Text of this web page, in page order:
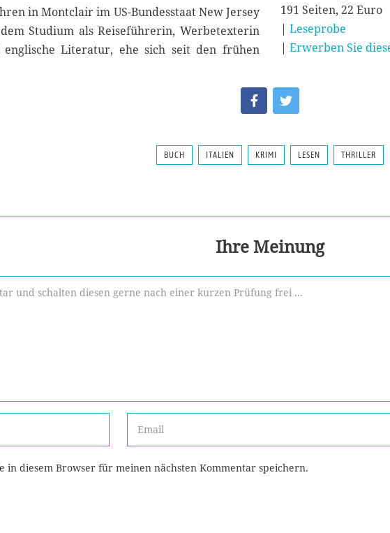
in Montclair im US-Bundesstaat New Jersey
Studium als Reiseführerin, Werbetexterin
Literatur, ehe sich seit den frühen
191 Seiten, 22 Euro
| Leseprobe
| Erwerben Sie
BUCH ITALIEN KRIMI LESEN THRILLER
Ihre Meinung
in diesem Browser für meinen nächsten Kommentar speichern.